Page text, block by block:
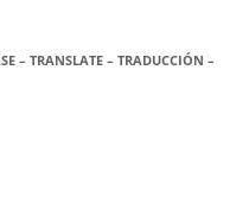
– TRANSLATE – TRADUCCIÓN –